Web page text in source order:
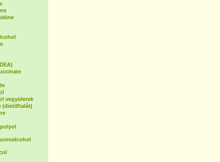
vegyületek
(dietilftalát)